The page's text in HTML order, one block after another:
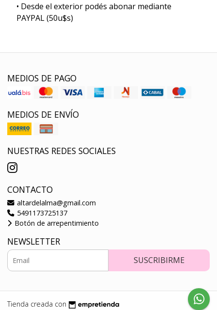
• Desde el exterior podés abonar mediante
PAYPAL (50u$s)
MEDIOS DE PAGO
MEDIOS DE ENVÍO
NUESTRAS REDES SOCIALES
CONTACTO
altardelalma@gmail.com
5491173725137
Botón de arrepentimiento
NEWSLETTER
SUSCRIBIRME
Tienda creada con